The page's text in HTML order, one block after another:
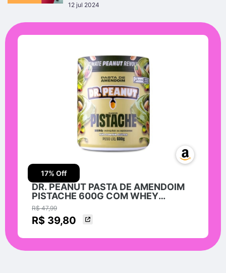
12 jul 2024
17% Off
DR. PEANUT PASTA DE AMENDOIM
PISTACHE 600G COM WHEY
PROTEIN
R$ 47,99
R$ 39,80